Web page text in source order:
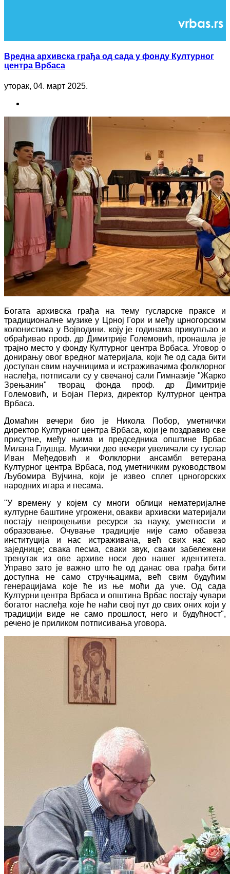
Вредна архивска грађа од сада у фонду Културног
центра Врбаса
уторак, 04. март 2025.
Богата архивска грађа на тему гусларске праксе и
традиционалне музике у Црној Гори и међу црногорским
колонистима у Војводини, коју је годинама прикупљао и
обрађивао проф. др Димитрије Големовић, пронашла је
трајно место у фонду Културног центра Врбаса. Уговор о
донирању овог вредног материјала, који ће од сада бити
доступан свим научницима и истраживачима фолклорног
наслеђа, потписали су у свечаној сали Гимназије "Жарко
Зрењанин" творац фонда проф. др Димитрије
Големовић, и Бојан Периз, директор
Културног центра
Врбаса.
Домаћин вечери био је Никола Побор, уметнички
директор Културног центра Врбаса, који је поздравио све
присутне, међу њима и председника општине Врбас
Милана Глушца. Музички део вечери увеличали су гуслар
Иван Међедовић и Фолклорни ансамбл ветерана
Културног центра Врбаса, под уметничким руководством
Љубомира Вујчина, који је извео сплет црногорских
народних игара и песама.
"У времену у којем су многи облици нематеријалне
културне баштине угрожени, овакви архивски материјали
постају непроцењиви ресурси за науку, уметности и
образовање. Очување традиције није само обавеза
институција и нас истраживача, већ свих нас као
заједнице; свака песма, сваки звук, сваки забележени
тренутак из ове архиве носи део нашег идентитета.
Управо зато је важно што ће од данас ова грађа бити
доступна не само стручњацима, већ свим будућим
генерацијама које ће из ње моћи да уче. Од сада
Културни центра Врбаса и општина Врбас постају чувари
богатог наслеђа које ће наћи свој пут до свих оних који у
традицији виде не само прошлост, него и будућност",
речено је приликом потписивања уговора.